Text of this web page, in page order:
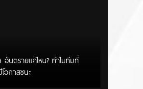
นตรายแค่ไหน? ทำไมทีมที่
อกาสชนะ